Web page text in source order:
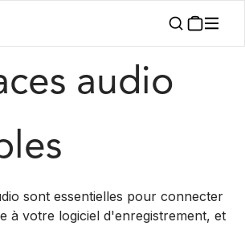
Et Mixeurs
audio
sont essentielles pour connecter
à votre logiciel d'enregistrement, et